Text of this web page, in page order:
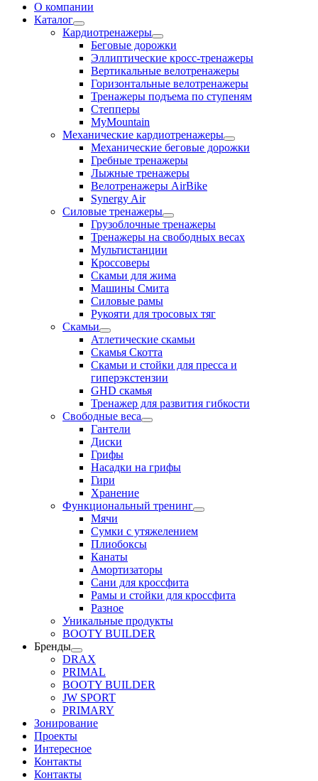
О компании
Каталог
Кардиотренажеры
Беговые дорожки
Эллиптические кросс-тренажеры
Вертикальные велотренажеры
Горизонтальные велотренажеры
Тренажеры подъема по ступеням
Степперы
MyMountain
Механические кардиотренажеры
Механические беговые дорожки
Гребные тренажеры
Лыжные тренажеры
Велотренажеры AirBike
Synergy Air
Силовые тренажеры
Грузоблочные тренажеры
Тренажеры на свободных весах
Мультистанции
Кроссоверы
Скамьи для жима
Машины Смита
Силовые рамы
Рукояти для тросовых тяг
Скамьи
Атлетические скамьи
Скамья Скотта
Скамьи и стойки для пресса и
гиперэкстензии
GHD скамья
Тренажер для развития гибкости
Свободные веса
Гантели
Диски
Грифы
Насадки на грифы
Гири
Хранение
Функциональный тренинг
Мячи
Сумки с утяжелением
Плиобоксы
Канаты
Амортизаторы
Сани для кроссфита
Рамы и стойки для кроссфита
Разное
Уникальные продукты
BOOTY BUILDER
Бренды
DRAX
PRIMAL
BOOTY BUILDER
JW SPORT
PRIMARY
Зонирование
Проекты
Интересное
Контакты
Контакты